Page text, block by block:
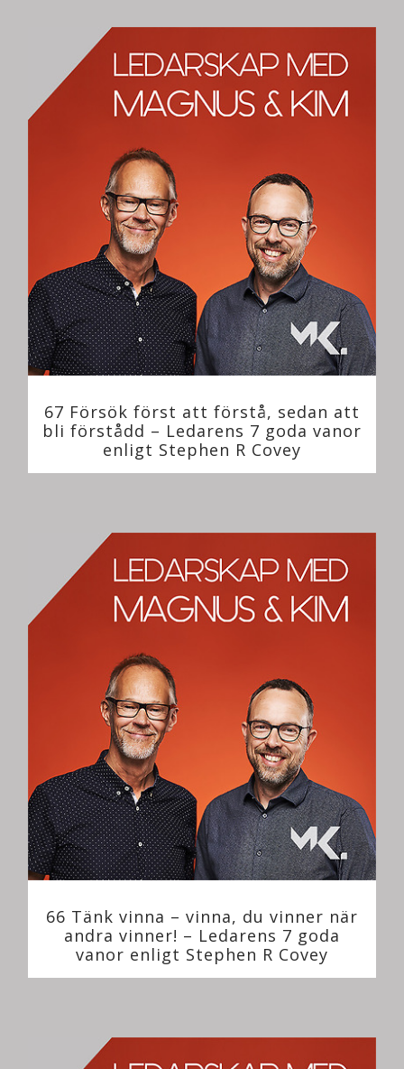
67 Försök först att förstå, sedan att
bli förstådd – Ledarens 7 goda vanor
enligt Stephen R Covey
66 Tänk vinna – vinna, du vinner när
andra vinner! – Ledarens 7 goda
vanor enligt Stephen R Covey